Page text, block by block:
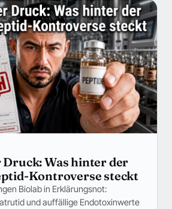
Was hinter der
Kontroverse steckt
Biolab in Erklärungsnot:
und auffällige Endotoxinwerte